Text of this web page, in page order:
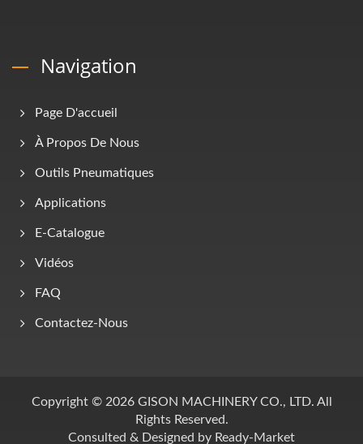
Navigation
Page D'accueil
À Propos De Nous
Outils Pneumatiques
Applications
E-Catalogue
Vidéos
FAQ
Contactez-Nous
Copyright © 2026 GISON MACHINERY CO., LTD. All
Rights Reserved.
Consulted & Designed by Ready-Market